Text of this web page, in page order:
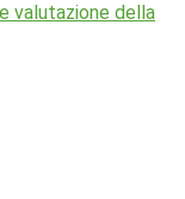
valutazione della